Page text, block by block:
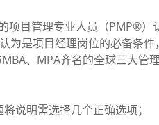
目管理专业人员（PMP®）
为是项目经理岗位的必备条件
、MPA齐名的全球三大管理
说明需选择几个正确选项；